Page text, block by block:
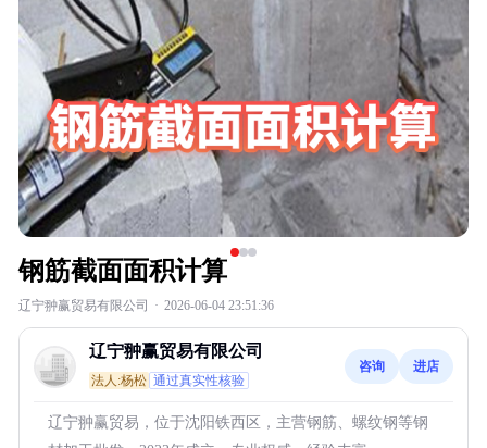
钢筋截面面积计算
辽宁翀赢贸易有限公司 · 2026-06-04 23:51:36
辽宁翀赢贸易有限公司
法人:杨松 通过真实性核验
咨询 进店
辽宁翀赢贸易，位于沈阳铁西区，主营钢筋、螺纹钢等钢